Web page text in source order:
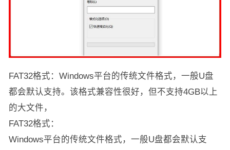
FAT32格式：Windows平台的传统文件格式，一般U盘
都会默认支持。该格式兼容性很好，但不支持4GB以上
的大文件，
FAT32格式：
Windows平台的传统文件格式，一般U盘都会默认支